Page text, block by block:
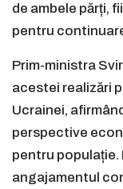
de ambele părți,
pentru
Prim-ministra
acestei realizări
Ucrainei,
perspective
pentru populație.
angajamentul